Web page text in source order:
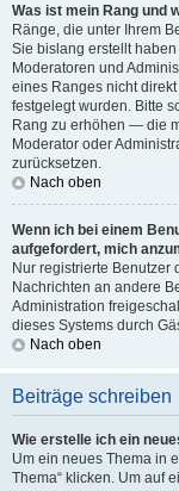
Was ist mein Rang und
Ränge, die unter Ihrem
Sie bislang erstellt
Moderatoren und
eines Ranges nicht
festgelegt wurden. Bitte
Rang zu erhöhen — die
Moderator oder
zurücksetzen.
Nach oben
Wenn ich bei einem
aufgefordert, mich
Nur registrierte Benutzer
Nachrichten an andere
Administration
dieses Systems durch
Nach oben
Beiträge schreiben
Wie erstelle ich ein
Um ein neues Thema in
Thema“ klicken. Um auf